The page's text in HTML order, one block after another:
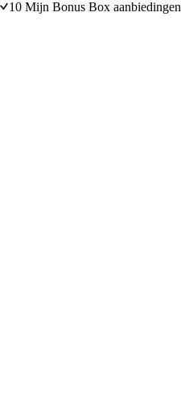
10 Mijn Bonus Box aanbiedingen